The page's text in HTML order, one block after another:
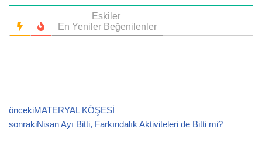
Eskiler
En Yeniler Beğenilenler
öncekiMATERYAL KÖŞESİ
sonrakiNisan Ayı Bitti, Farkındalık Aktiviteleri de Bitti mi?